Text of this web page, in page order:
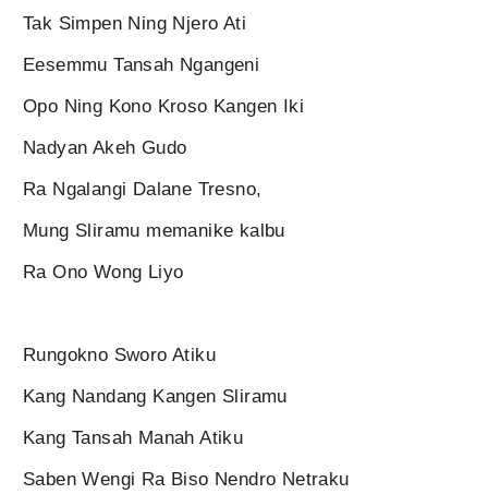
Tak Simpen Ning Njero Ati
Eesemmu Tansah Ngangeni
Opo Ning Kono Kroso Kangen Iki
Nadyan Akeh Gudo
Ra Ngalangi Dalane Tresno,
Mung Sliramu memanike kalbu
Ra Ono Wong Liyo
Rungokno Sworo Atiku
Kang Nandang Kangen Sliramu
Kang Tansah Manah Atiku
Saben Wengi Ra Biso Nendro Netraku